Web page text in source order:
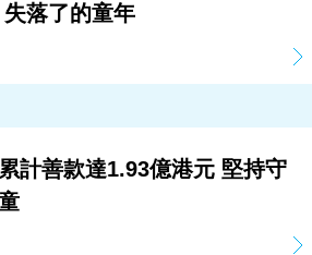
落了的童年
計善款達1.93億港元 堅持守